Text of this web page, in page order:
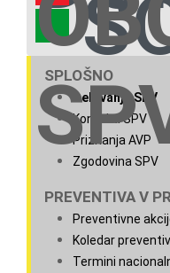
IN
SPLOŠNO
Delovanje SPV
Kontakti SPV
Priznanja AVP
Zgodovina SPV
PREVENTIVA V
Preventivne
Koledar
Termini